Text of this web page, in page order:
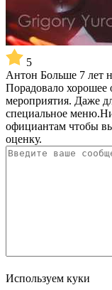
5
Антон Больше 7 лет
Порадовало
мероприятия. Даже
специальное меню.Ни
официантам чтобы
оценку.
Используем куки